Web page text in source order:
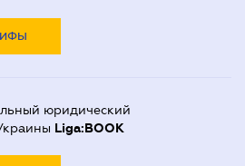
юридический
Liga:BOOK